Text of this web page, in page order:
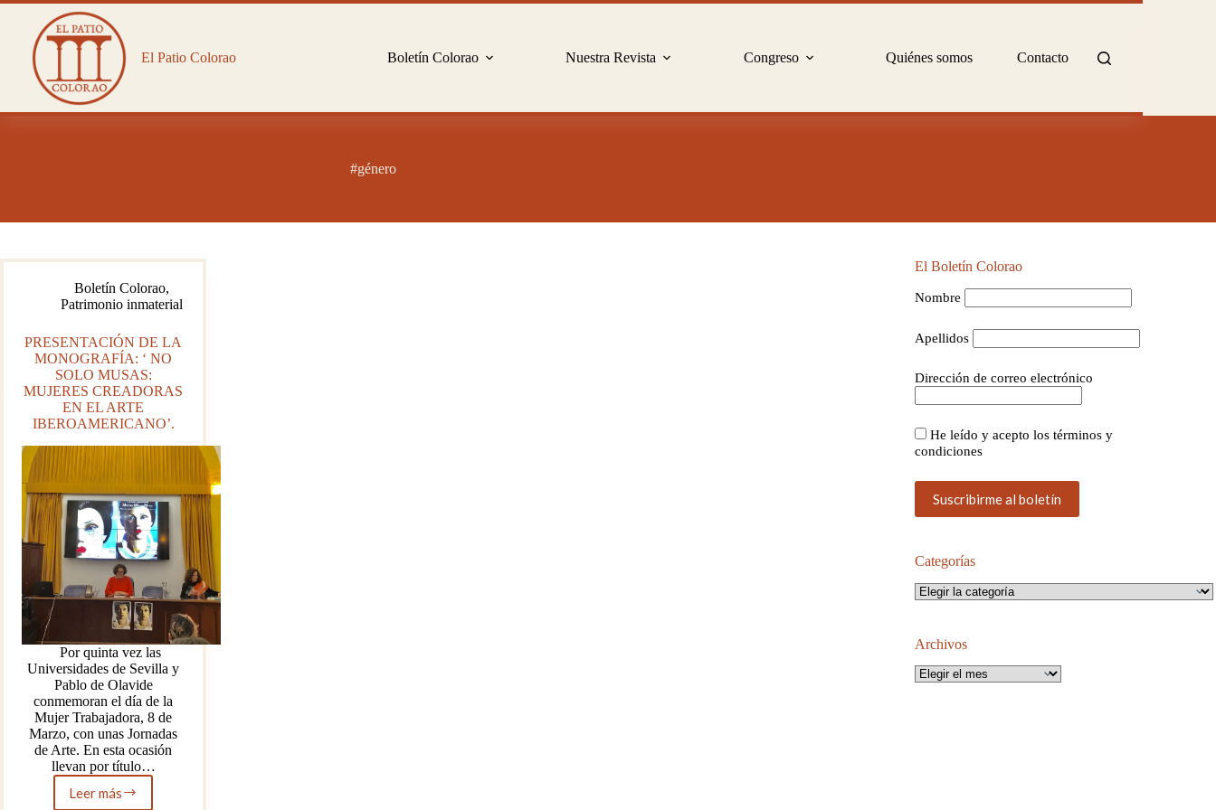
Saltar
contenido
El Patio Colorao
Boletín Colorao Nuestra Revista Congreso Quiénes somos Contacto
#género
Boletín Colorao,
Patrimonio inmaterial
PRESENTACIÓN DE LA
MONOGRAFÍA: ‘ NO
SOLO MUSAS:
MUJERES CREADORAS
EN EL ARTE
IBEROAMERICANO’.
Por quinta vez las
Universidades de Sevilla y
Pablo de Olavide
conmemoran el día de la
Mujer Trabajadora, 8 de
Marzo, con unas Jornadas
de Arte. En esta ocasión
llevan por título…
Leer másPRESENTACIÓN
El Boletín Colorao
Nombre
Apellidos
Dirección de correo electrónico
He leído y acepto los términos y
condiciones
Categorías
Categorías
Archivos
Archivos